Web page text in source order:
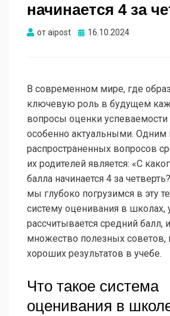
начинается 4 за
отaipost Опубликовано
16.10.2024
В современном мире, где
ключевую роль в будущем
вопросы оценки успеваемости
особенно актуальными. Одним
распространенных вопросов
их родителей является: «С
балла начинается 4 за
мы глубоко погрузимся в эту
систему оценивания в школах,
рассчитывается средний балл,
множество полезных советов,
хороших результатов в учебе.
Что такое система
оценивания в